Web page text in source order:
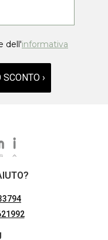
dell'informativa
›